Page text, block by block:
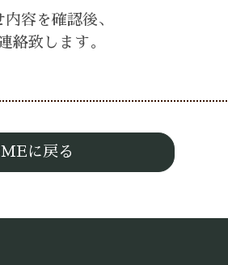
容を確認後、
絡致します。
に戻る